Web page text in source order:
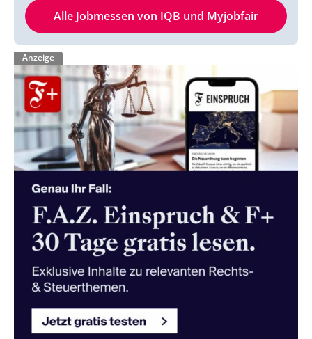
Alle Jobmessen von IQB und Myjobfair
Anzeige